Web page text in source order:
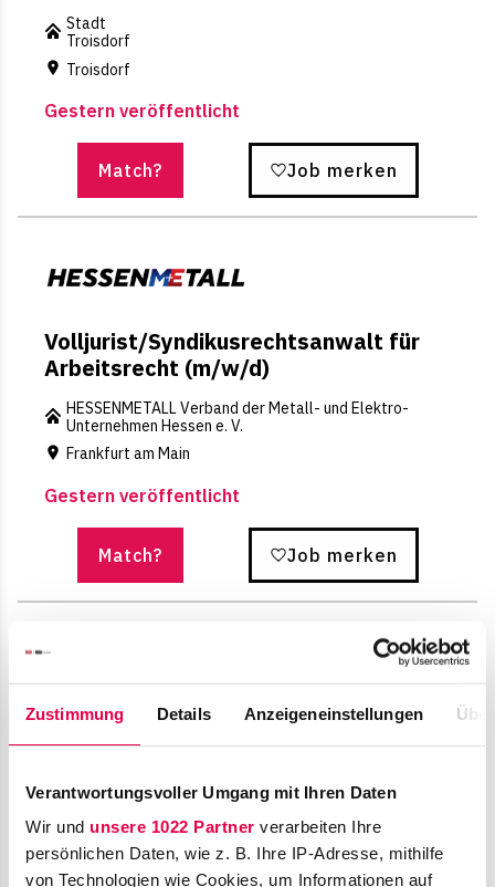
Zustimmung Details Anzeigeneinstellungen
Verantwortungsvoller Umgang mit Ihren Daten
Wir und unsere 1022 Partner verarbeiten Ihre
persönlichen Daten, wie z. B. Ihre IP-Adresse, mithilfe
von Technologien wie Cookies, um Informationen auf
Stadt
Troisdorf
Troisdorf
Gestern veröffentlicht
Match? Job merken
Volljurist/Syndikusrechtsanwalt für
Arbeitsrecht (m/w/d)
HESSENMETALL Verband der Metall- und Elektro-
Unternehmen Hessen e. V.
Frankfurt am Main
Gestern veröffentlicht
Match? Job merken
Referendare (m/w/d) Steuerrecht in
Frankfurt am Main
Hengeler Mueller
Frankfurt am Main
Gestern veröffentlicht